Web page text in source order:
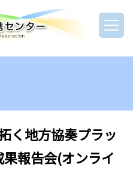
く地方協奏プラッ
果報告会(オンライ